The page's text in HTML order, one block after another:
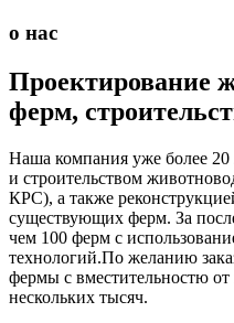
о нас
Проектирование
ферм,
Наша компания уже более 20
и строительством
КРС), а также
существующих ферм. За
чем 100 ферм с
технологий.По желанию
фермы с вместительностю от
нескольких тысяч.